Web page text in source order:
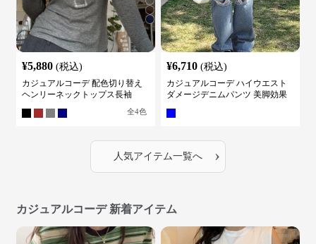
¥5,880 (税込)
カジュアルコーデ 配色切り替え
ヘンリーネックトップス長袖
全4色
¥6,710 (税込)
カジュアルコーデ ハイウエスト
ダメージデニムパンツ 美脚効果
人気アイテム一覧へ ›
カジュアルコーデ 新着アイテム